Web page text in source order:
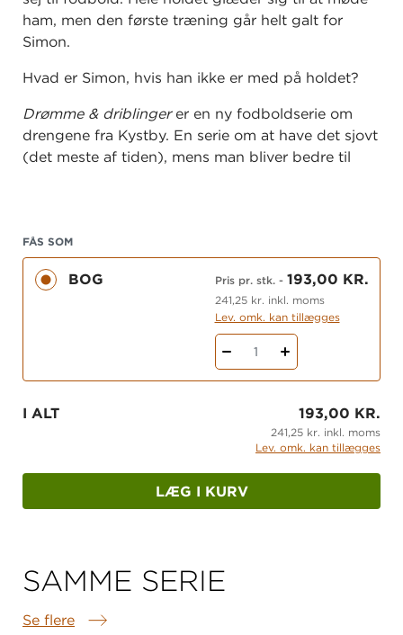
ham, men den første træning går helt galt for
Simon.
Hvad er Simon, hvis han ikke er med på holdet?
Drømme & driblinger er en ny fodboldserie om
drengene fra Kystby. En serie om at have det sjovt
(det meste af tiden), mens man bliver bedre til
Hvert bind er en selvstændig historie om holdet
fra Kystby. Der er ny hovedperson i hvert bind, så
serien kommer rundt på hele banen. Næste bind i
Pinlige fædre.http://gyldendal-
uddannelse.dk/grundskolen/skolebiblioteket/isbn13-
9788702167535/droemme-og-driblinger-pinlige-
FÅS SOM
BOG Pris pr. stk.- 193,00 KR.
241,25 kr. inkl. moms
Lev. omk. kan tillægges
1
I ALT 193,00 KR.
241,25 kr. inkl. moms
Lev. omk. kan tillægges
LÆG I KURV
SAMME SERIE
Se flere
Samme serie